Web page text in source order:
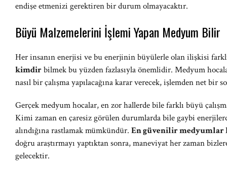
endişe etmenizi gerektiren bir durum olmayacaktır.
Büyü Malzemelerini İşlemi Yapan Medyum Bilir
Her insanın enerjisi ve bu enerjinin büyülerle olan ilişkisi
kimdirbilmek bu yüzden fazlasıyla önemlidir. Medyum
nasıl bir çalışma yapılacağına karar verecek, işlemden net bir
Gerçek medyum hocalar, en zor hallerde bile farklı büyü
Kimi zaman en çaresiz görülen durumlarda bile gaybi
alındığına rastlamak mümkündür. En güvenilir
doğru araştırmayı yaptıktan sonra, maneviyat her zaman
gelecektir.